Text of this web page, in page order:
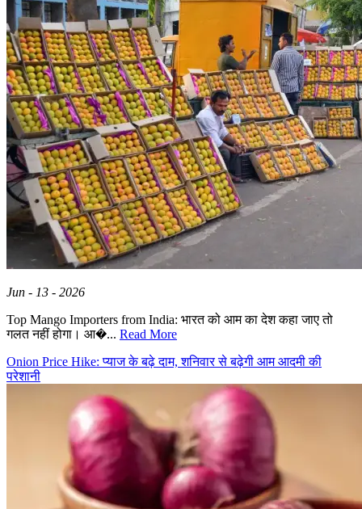
Jun - 13 - 2026
Top Mango Importers from India: भारत को आम का देश कहा जाए तो
गलत नहीं होगा। आ�... Read More
Onion Price Hike: प्याज के बढ़े दाम, शनिवार से बढ़ेगी आम आदमी की
परेशानी